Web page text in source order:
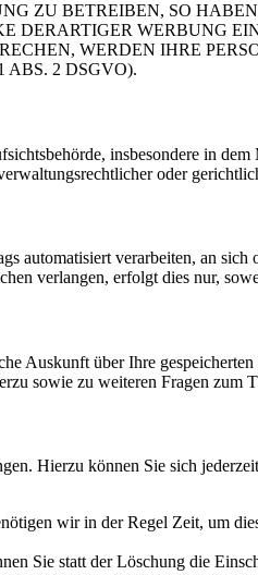
ZU BETREIBEN, SO
DERARTIGER WERBUNG
WERDEN IHRE
ABS. 2 DSGVO).
insbesondere in
oder
verarbeiten, an
verlangen, erfolgt dies nur,
Auskunft über Ihre
sowie zu weiteren Fragen zum
Hierzu können Sie sich
wir in der Regel Zeit, um
Sie statt der Löschung die